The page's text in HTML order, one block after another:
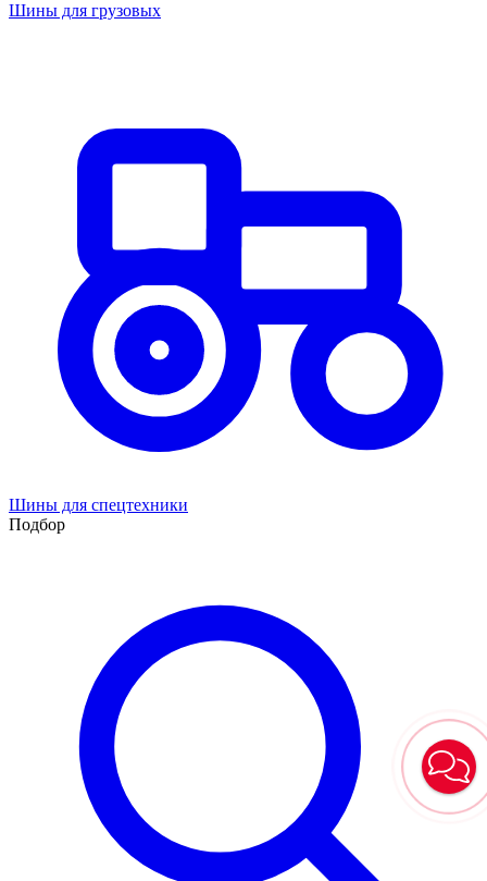
Шины для грузовых
Шины для спецтехники
Подбор